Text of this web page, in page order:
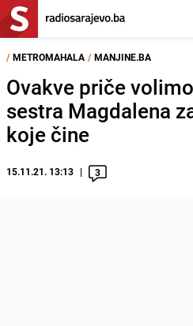
/ METROMAHALA / MANJINE.BA
Ovakve priče
sestra Magdalena
koje čine
15.11.21. 13:13 3